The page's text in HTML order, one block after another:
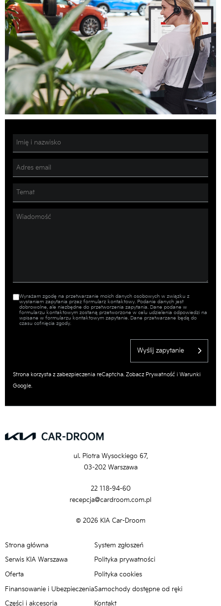
Wyrażam zgodę na przetwarzanie moich danych osobowych w związku z
wysłaniem zapytania przez formularz kontaktowy. Podanie danych jest
dobrowolne, ale niezbędne do przetworzenia zapytania. Dane podane w
formularzu kontaktowym zostaną przetworzone w celu udzielenia odpowiedzi na
wpisane w formularzu kontaktowym zapytanie. Dane przetwarzane będą do
czasu cofnięcia zgody.
Wyślij zapytanie
Strona korzysta z zabezpieczenia reCaptcha. Zobacz Prywatność i Warunki
Google.
ul. Piotra Wysockiego 67,
03-202 Warszawa
22 118-94-60
recepcja@cardroom.com.pl
© 2026 KIA Car-Droom
Strona główna
Serwis KIA Warszawa
Oferta
Finansowanie i Ubezpieczenia
Części i akcesoria
System zgłoszeń
Polityka prywatności
Polityka cookies
Samochody dostępne od ręki
Kontakt